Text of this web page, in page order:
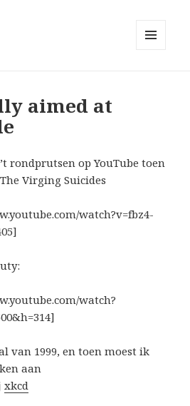
aimed at
rondprutsen op YouTube toen
Virging Suicides
watch?v=fbz4-
watch?
van 1999, en toen moest ik
aan
xkcd